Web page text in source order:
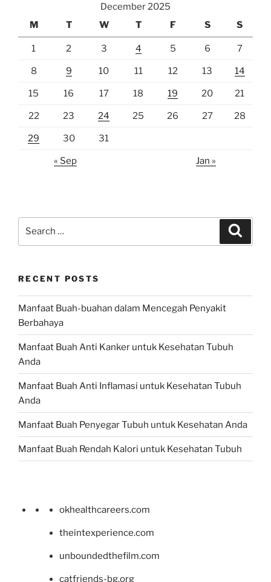
December 2025
M
T W T F S S
1 2 3 4 5 6 7
8 9 10 11 12 13 14
15 16 17 18 19 20 21
22 23 24 25 26 27 28
29 30 31
« Sep Jan »
RECENT POSTS
Manfaat Buah-buahan dalam Mencegah Penyakit
Berbahaya
Manfaat Buah Anti Kanker untuk Kesehatan Tubuh
Anda
Manfaat Buah Anti Inflamasi untuk Kesehatan Tubuh
Anda
Manfaat Buah Penyegar Tubuh untuk Kesehatan Anda
Manfaat Buah Rendah Kalori untuk Kesehatan Tubuh
okhealthcareers.com
theintexperience.com
unboundedthefilm.com
catfriends-bg.org